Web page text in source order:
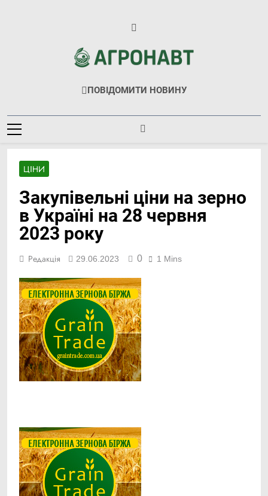
Агронавт
Новини Українського Агробізнесу
ПОВІДОМИТИ НОВИНУ
ЦІНИ
Закупівельні ціни на зерно
в Україні на 28 червня
2023 року
Редакція 29.06.2023 0 1 Mins
Link